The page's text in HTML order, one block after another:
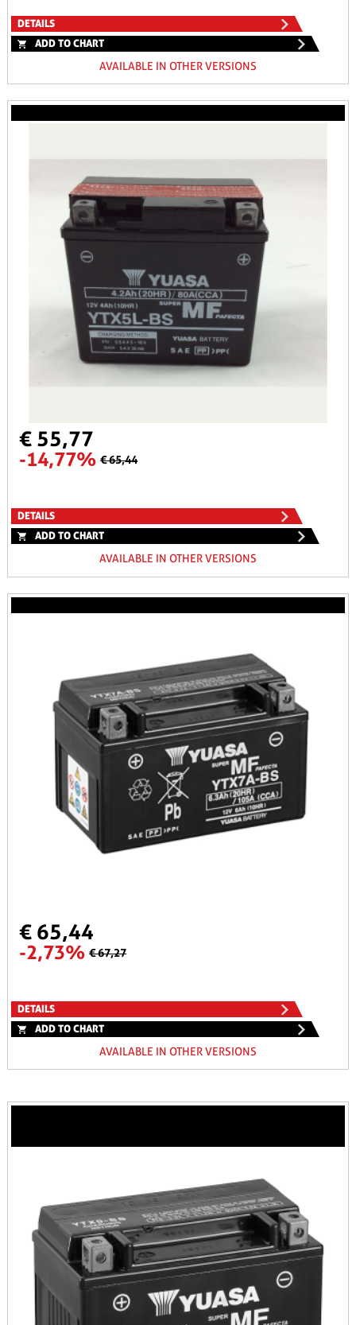
DETAILS
ADD TO CHART
AVAILABLE IN OTHER VERSIONS
€ 55,77
-14,77% € 65,44
DETAILS
ADD TO CHART
AVAILABLE IN OTHER VERSIONS
€ 65,44
-2,73% € 67,27
DETAILS
ADD TO CHART
AVAILABLE IN OTHER VERSIONS